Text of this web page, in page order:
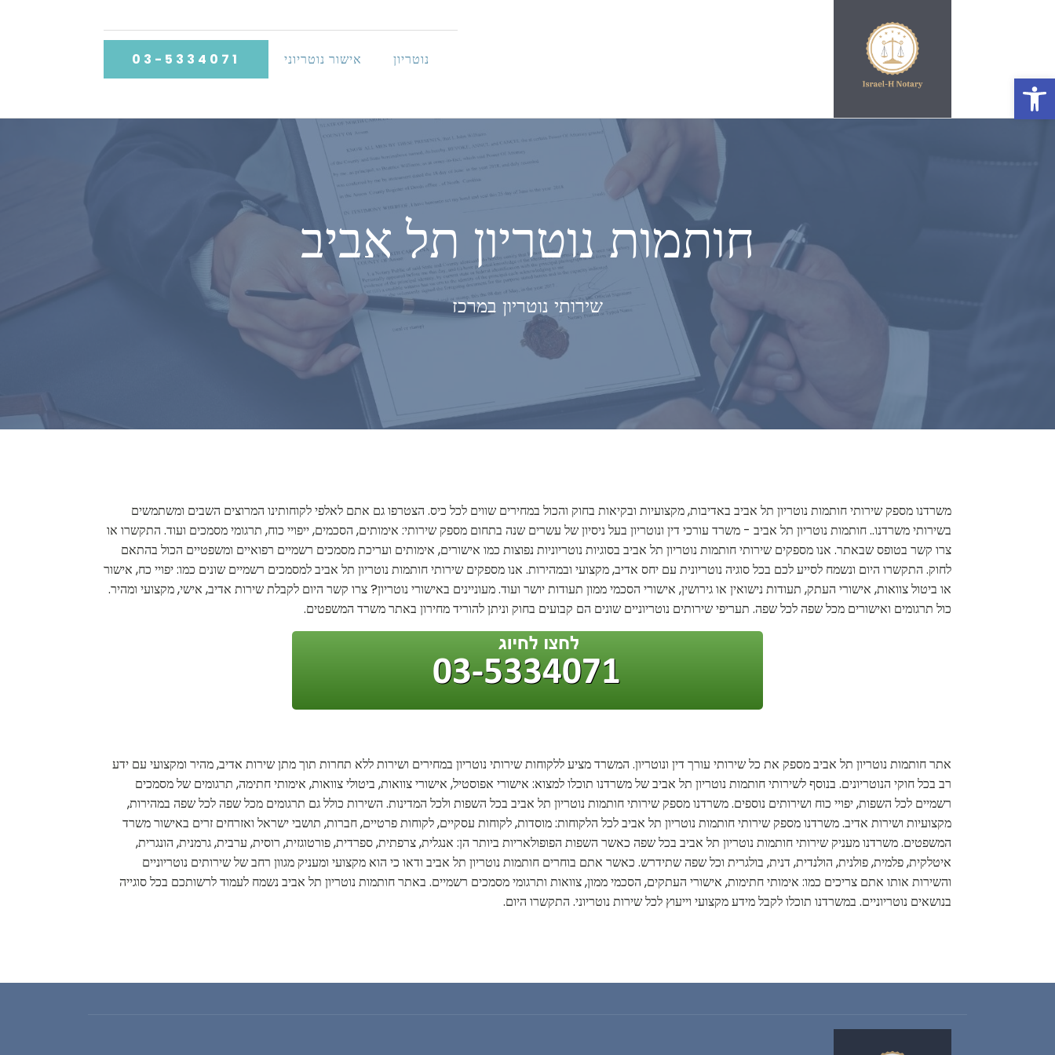
פתח סרגל נגישות
נוטריון אישור נוטריוני 03-5334071
חותמות נוטריון תל אביב
שירותי נוטריון במרכז
משרדנו מספק שירותי חותמות נוטריון תל אביב באדיבות, מקצועיות ובקיאות בחוק והכול במחירים שווים לכל כיס. הצטרפו גם אתם לאלפי לקוחותינו המרוצים השבים ומשתמשים
בשירותי משרדנו.. חותמות נוטריון תל אביב - משרד עורכי דין ונוטריון בעל ניסיון של עשרים שנה בתחום מספק שירותי: אימותים, הסכמים, ייפויי כוח, תרגומי מסמכים ועוד. התקשרו או
צרו קשר בטופס שבאתר. אנו מספקים שירותי חותמות נוטריון תל אביב בסוגיות נוטריוניות נפוצות כמו אישורים, אימותים ועריכת מסמכים רשמיים רפואיים ומשפטיים הכול בהתאם
לחוק. התקשרו היום ונשמח לסייע לכם בכל סוגיה נוטריונית עם יחס אדיב, מקצועי ובמהירות. אנו מספקים שירותי חותמות נוטריון תל אביב למסמכים רשמיים שונים כמו: יפויי כח, אישור
או ביטול צוואות, אישורי העתק, תעודות נישואין או גירושין, אישורי הסכמי ממון תעודות יושר ועוד. מעוניינים באישורי נוטריון? צרו קשר היום לקבלת שירות אדיב, אישי, מקצועי ומהיר.
כול תרגומים ואישורים מכל שפה לכל שפה. תעריפי שירותים נוטריוניים שונים הם קבועים בחוק וניתן להוריד מחירון באתר משרד המשפטים.
אתר חותמות נוטריון תל אביב מספק את כל שירותי עורך דין ונוטריון. המשרד מציע ללקוחות שירותי נוטריון במחירים ושירות ללא תחרות תוך מתן שירות אדיב, מהיר ומקצועי עם ידע
רב בכל חוקי הנוטריונים. בנוסף לשירותי חותמות נוטריון תל אביב של משרדנו תוכלו למצוא: אישורי אפוסטיל, אישורי צוואות, ביטולי צוואות, אימותי חתימה, תרגומים של מסמכים
רשמיים לכל השפות, יפויי כוח ושירותים נוספים. משרדנו מספק שירותי חותמות נוטריון תל אביב בכל השפות ולכל המדינות. השירות כולל גם תרגומים מכל שפה לכל שפה במהירות,
מקצועיות ושירות אדיב. משרדנו מספק שירותי חותמות נוטריון תל אביב לכל הלקוחות: מוסדות, לקוחות עסקיים, לקוחות פרטיים, חברות, תושבי ישראל ואזרחים זרים באישור משרד
המשפטים. משרדנו מעניק שירותי חותמות נוטריון תל אביב בכל שפה כאשר השפות הפופולאריות ביותר הן: אנגלית, צרפתית, ספרדית, פורטוגזית, רוסית, ערבית, גרמנית, הונגרית,
איטלקית, פלמית, פולנית, הולנדית, דנית, בולגרית וכל שפה שתידרש. כאשר אתם בוחרים חותמות נוטריון תל אביב ודאו כי הוא מקצועי ומעניק מגוון רחב של שירותים נוטריוניים
והשירות אותו אתם צריכים כמו: אימותי חתימות, אישורי העתקים, הסכמי ממון, צוואות ותרגומי מסמכים רשמיים. באתר חותמות נוטריון תל אביב נשמח לעמוד לרשותכם בכל סוגייה
בנושאים נוטריוניים. במשרדנו תוכלו לקבל מידע מקצועי וייעוץ לכל שירות נוטריוני. התקשרו היום.